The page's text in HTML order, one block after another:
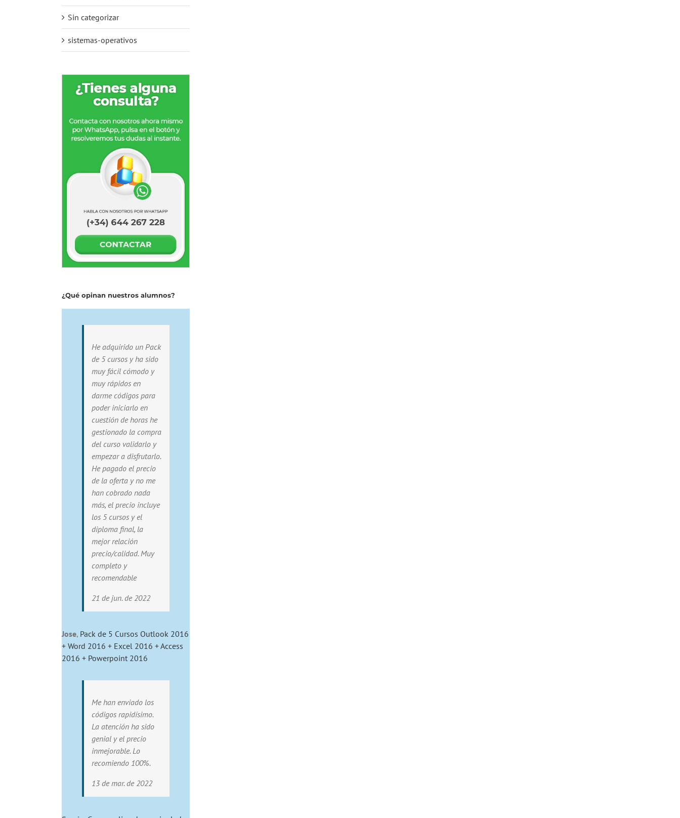
Sin categorizar
sistemas-operativos
¿Qué opinan nuestros alumnos?
He adquirido un Pack
de 5 cursos y ha sido
muy fácil cómodo y
muy rápidos en
darme códigos para
poder iniciarlo en
cuestión de horas he
gestionado la compra
del curso validarlo y
empezar a disfrutarlo.
He pagado el precio
de la oferta y no me
han cobrado nada
más, el precio incluye
los 5 cursos y el
diploma final, la
mejor relación
precio/calidad. Muy
completo y
recomendable
21 de jun. de 2022
Jose, Pack de 5 Cursos Outlook 2016
+ Word 2016 + Excel 2016 + Access
2016 + Powerpoint 2016
Me han enviado los
códigos rapidísimo.
La atención ha sido
genial y el precio
inmejorable. Lo
recomiendo 100%.
13 de mar. de 2022